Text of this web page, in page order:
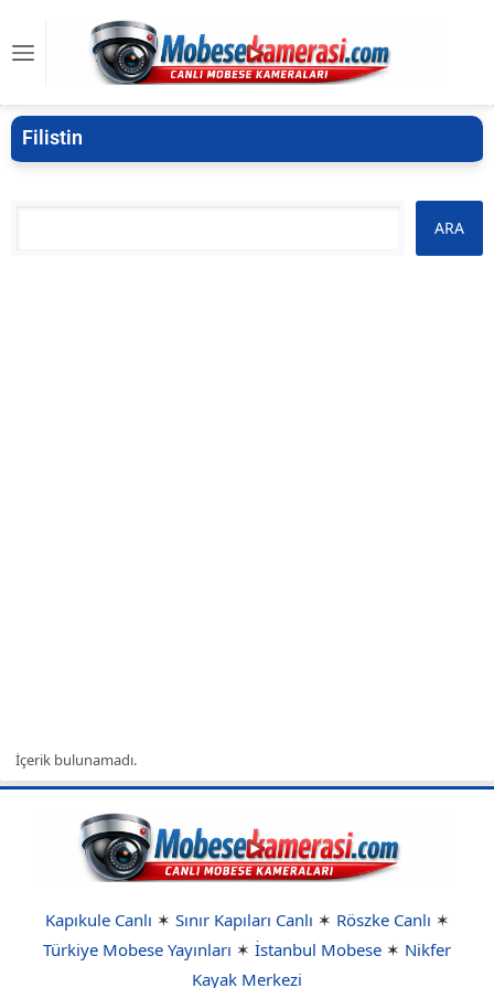
Filistin
İçerik bulunamadı.
Kapıkule Canlı ✶ Sınır Kapıları Canlı ✶ Röszke Canlı ✶
Türkiye Mobese Yayınları ✶ İstanbul Mobese ✶ Nikfer
Kayak Merkezi